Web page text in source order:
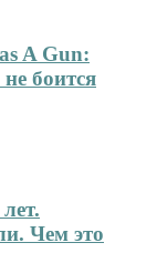
A Gun:
боится
Чем это